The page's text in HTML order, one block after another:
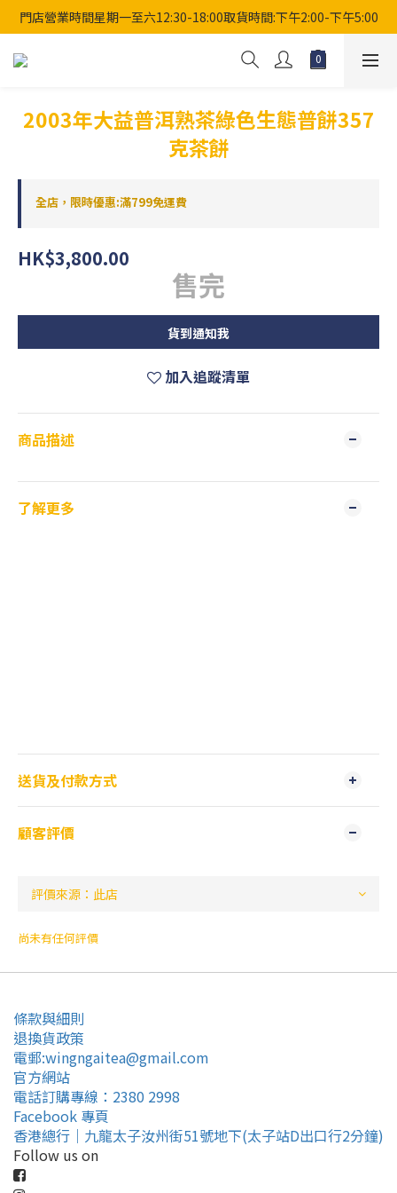
門店營業時間星期一至六12:30-18:00取貨時間:下午2:00-下午5:00
2003年大益普洱熟茶綠色生態普餅357
克茶餅
全店，限時優惠:滿799免運費
HK$3,800.00
售完
貨到通知我
加入追蹤清單
商品描述
了解更多
送貨及付款方式
顧客評價
尚未有任何評價
條款與細則
退換貨政策
電郵:wingngaitea@gmail.com
官方網站
電話訂購專線：2380 2998
Facebook 專頁
香港總行｜九龍太子汝州街51號地下(太子站D出口行2分鐘)
Follow us on